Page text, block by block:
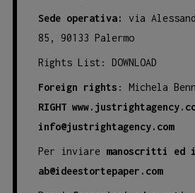
Sede operativa:
via
85, 90133 Palermo
Rights List: DOWNLOAD
Foreign rights : Michela
RIGHT
info@justrightagency.com
Per inviare manoscritti
ab@ideestortepaper.com